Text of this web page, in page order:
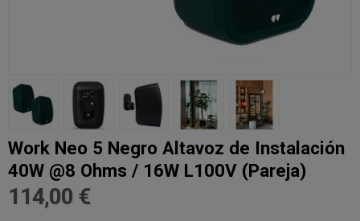
Work Neo 5 Negro Altavoz de Instalación
40W @8 Ohms / 16W L100V (Pareja)
114,00 €